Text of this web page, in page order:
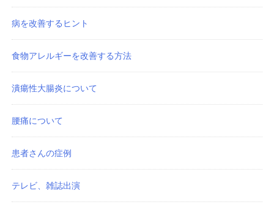
病を改善するヒント
食物アレルギーを改善する方法
潰瘍性大腸炎について
腰痛について
患者さんの症例
テレビ、雑誌出演